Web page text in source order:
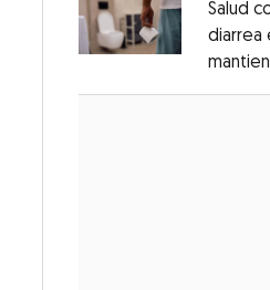
Opens in new
Salud
diarrea